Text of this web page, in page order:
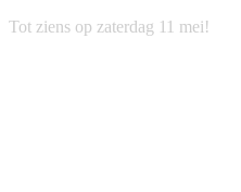
Tot ziens op zaterdag 11 mei!